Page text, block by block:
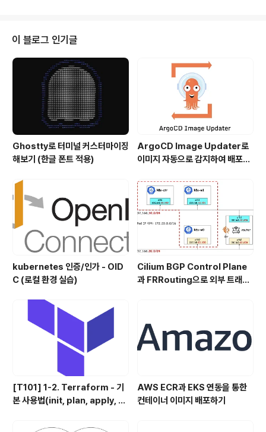
atch 버튼을 눌러 애플리케이션을 만들 수 있습니다. 생성
한 후 왼쪽 메뉴의 OAuth & Permissions 메뉴에 접근
합니다. Scopes > Bot Token Scopes에서 chat:writ
e 기능을 활성화합니다. 그 후 상단으로 이동하여 Install
To Worksp..
이 블로그 인기글
Ghostty로 터미널 커스터마이징
해보기 (한글 폰트 적용)
ArgoCD Image Updater로
이미지 자동으로 감지하여 배포하
kubernetes 인증/인가 - OID
C (로컬 환경 실습)
Cilium BGP Control Plane
과 FRRouting으로 외부 트래픽
[T101] 1-2. Terraform - 기
본 사용법(init, plan, apply, d
AWS ECR과 EKS 연동을 통한
컨테이너 이미지 배포하기